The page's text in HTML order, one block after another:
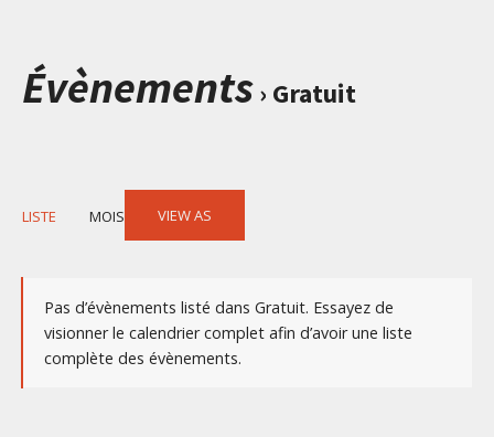
Évènements› Gratuit
Event
Navigation
VIEW AS
LISTE MOIS
Pas d’évènements listé dans Gratuit. Essayez de
visionner le calendrier complet afin d’avoir une liste
complète des évènements.